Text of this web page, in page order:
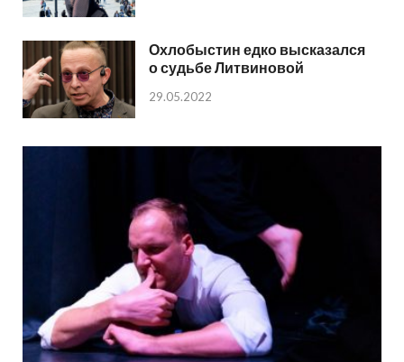
Охлобыстин едко высказался
о судьбе Литвиновой
29.05.2022